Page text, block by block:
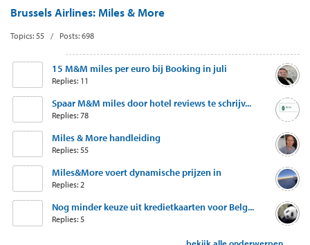
Brussels Airlines: Miles & More
Topics: 55 / Posts: 698
15 M&M miles per euro bij Booking in juli
Replies: 11
Spaar M&M miles door hotel reviews te schrijv...
Replies: 78
Miles & More handleiding
Replies: 55
Miles&More voert dynamische prijzen in
Replies: 2
Nog minder keuze uit kredietkaarten voor Belg...
Replies: 5
bekijk alle onderwerpen